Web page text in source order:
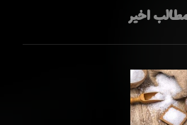
اخیر